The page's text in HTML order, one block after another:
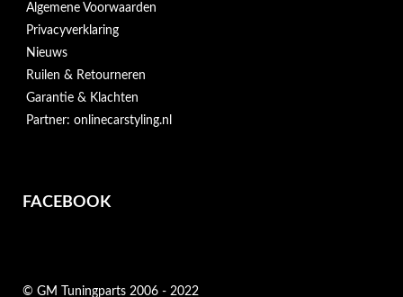
Algemene Voorwaarden
Privacyverklaring
Nieuws
Ruilen & Retourneren
Garantie & Klachten
Partner: onlinecarstyling.nl
FACEBOOK
© GM Tuningparts 2006 - 2022